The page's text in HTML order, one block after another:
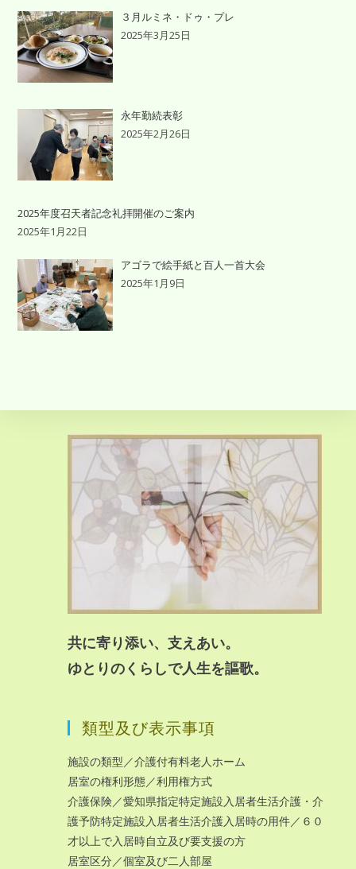
３月ルミネ・ドゥ・プレ
2025年3月25日
永年勤続表彰
2025年2月26日
2025年度召天者記念礼拝開催のご案内
2025年1月22日
アゴラで絵手紙と百人一首大会
2025年1月9日
共に寄り添い、支えあい。
ゆとりのくらしで人生を謳歌。
類型及び表示事項
施設の類型／介護付有料老人ホーム
居室の権利形態／利用権方式
介護保険／愛知県指定特定施設入居者生活介護・介
護予防特定施設入居者生活介護入居時の用件／６０
才以上で入居時自立及び要支援の方
居室区分／個室及び二人部屋